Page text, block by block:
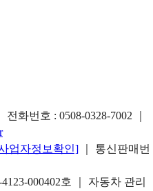
전화번호 : 0508-0328-7002
업자정보확인]
｜ 통신판매번
000402호 ｜ 자동차 관리